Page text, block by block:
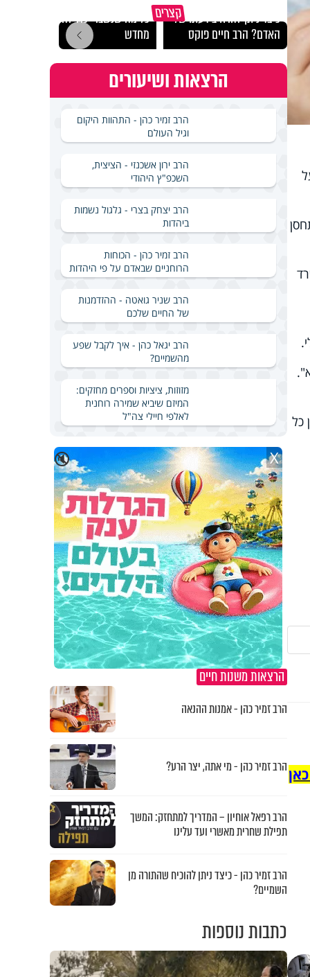
כל
קצריםכיצד ניתן להרחיב דעתו של
האדם? הרב חיים פוקס
כל מה שנשבר יכול להיבנות
מחדש
הרצאות ושיעורים
הרב זמיר כהן - התהוות היקום
וגיל העולם
הרב ירון אשכנזי - הציצית,
השכפ"ץ היהודי
הרב יצחק בצרי - גלגול נשמות
ביהדות
הרב זמיר כהן - הכוחות
הרוחניים שבאדם על פי היהדות
הרב שניר גואטה - ההזדמנות
של החיים שלכם
הרב יגאל כהן - איך לקבל שפע
מהשמיים?
מזוזות, ציציות וספרים מחזקים:
המיזם שיביא שמירה רוחנית
לאלפי חיילי צה"ל
🔇 X
הרצאות משנות חיים
הרב זמיר כהן - אמנות ההנאה
הרב זמיר כהן - מי אתה, יצר הרע?
הרב רפאל אוחיון – המדריך למתחזק: המשך
תפילת שחרית מאשרי ועד עלינו
הרב זמיר כהן - כיצד ניתן להוכיח שהתורה מן
השמיים?
כתבות נוספות